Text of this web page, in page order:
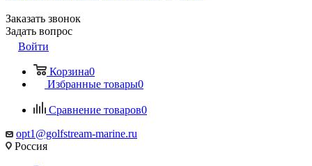
Заказать звонок
Задать вопрос
Войти
Корзина0
Избранные товары0
Сравнение товаров0
opt1@golfstream-marine.ru
Россия